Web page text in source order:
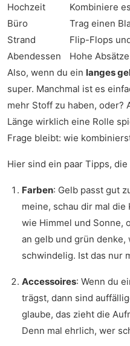
Hochzeit
Kombiniere
Büro
Trag einen
Strand
Flip-Flops
Abendessen
Hohe
Also, wenn du ein langes
super. Manchmal ist es
mehr Stoff zu haben, oder?
Länge wirklich eine Rolle
Frage bleibt: wie
Hier sind ein paar Tipps,
Farben: Gelb passt gut
meine, schau dir mal die
wie Himmel und Sonne,
an gelb und grün
schwindelig. Ist das nur
Accessoires: Wenn du
trägst, dann sind
glaube, das zieht die
Denn mal ehrlich, wer